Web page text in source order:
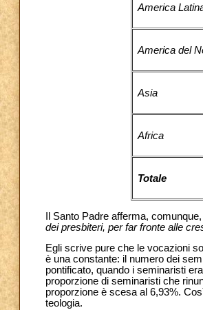
America
America del
Asia
Africa
Totale
Il Santo Padre afferma,
dei presbiteri, per far fronte alle
Egli scrive pure che le vocazioni
è una constante: il numero dei
pontificato, quando i seminaristi
proporzione di seminaristi che
proporzione è scesa al 6,93%.
teologia.